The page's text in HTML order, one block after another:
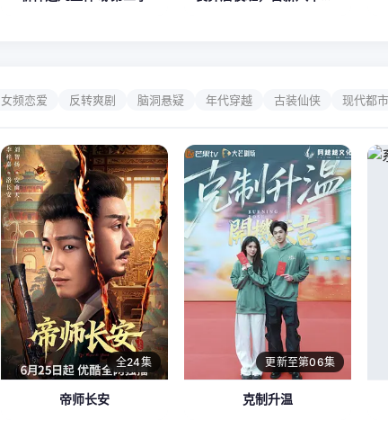
女频恋爱 反转爽剧 脑洞悬疑 年代穿越 古装仙侠 现代都市
全24集
帝师长安
更新至第06集
克制升温